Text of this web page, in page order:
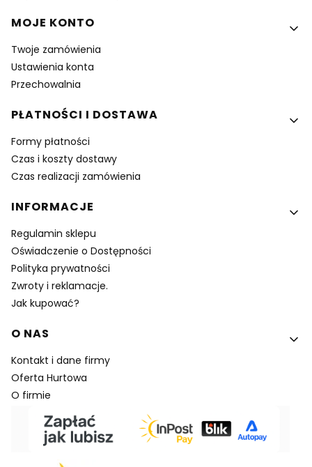
MOJE KONTO
Twoje zamówienia
Ustawienia konta
Przechowalnia
PŁATNOŚCI I DOSTAWA
Formy płatności
Czas i koszty dostawy
Czas realizacji zamówienia
INFORMACJE
Regulamin sklepu
Oświadczenie o Dostępności
Polityka prywatności
Zwroty i reklamacje.
Jak kupować?
O NAS
Kontakt i dane firmy
Oferta Hurtowa
O firmie